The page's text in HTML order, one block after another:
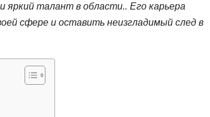
талант в области.. Его карьера
сфере и оставить неизгладимый след в